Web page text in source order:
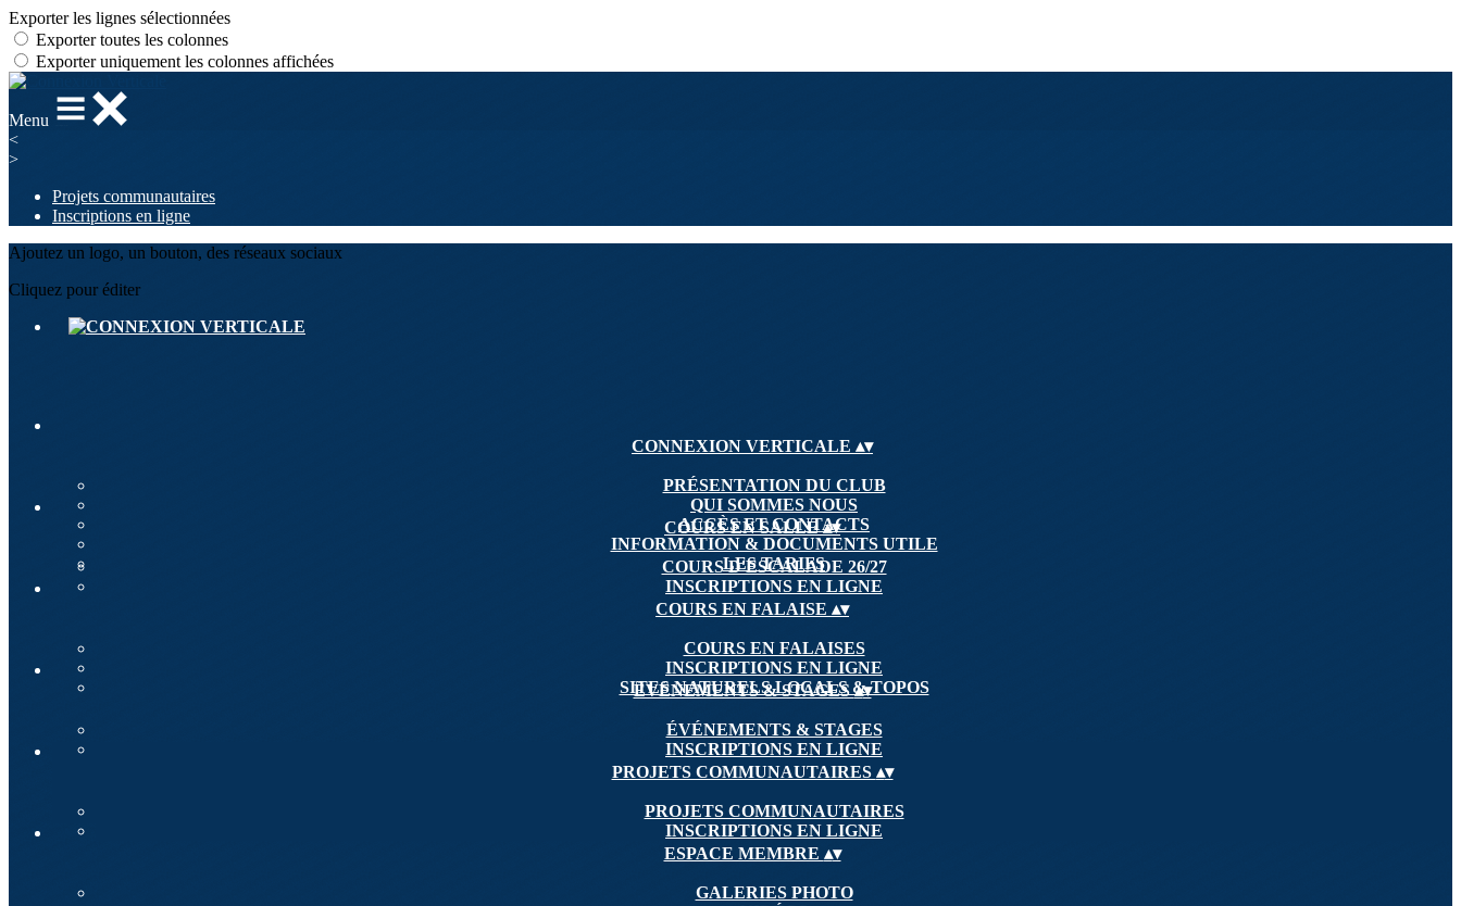
Exporter les lignes sélectionnées
Exporter toutes les colonnes
Exporter uniquement les colonnes affichées
Menu
<
>
Projets communautaires
Inscriptions en ligne
Ajoutez un logo, un bouton, des réseaux sociaux
Cliquez pour éditer
CONNEXION VERTICALE ▴▾
PRÉSENTATION DU CLUB
QUI SOMMES NOUS
ACCÈS ET CONTACTS
INFORMATION & DOCUMENTS UTILE
LES TARIFS
COURS EN SALLE▴▾
COURS D'ESCALADE 26/27
INSCRIPTIONS EN LIGNE
COURS EN FALAISE ▴▾
COURS EN FALAISES
INSCRIPTIONS EN LIGNE
SITES NATURELS LOCALS & TOPOS
ÉVÉNEMENTS & STAGES▴▾
ÉVÉNEMENTS & STAGES
INSCRIPTIONS EN LIGNE
PROJETS COMMUNAUTAIRES ▴▾
PROJETS COMMUNAUTAIRES
INSCRIPTIONS EN LIGNE
ESPACE MEMBRE ▴▾
GALERIES PHOTO